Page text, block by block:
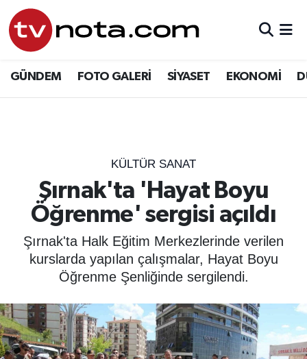
GÜNDEM FOTO GALERİ SİYASET EKONOMİ
KÜLTÜR SANAT
Şırnak'ta 'Hayat Boyu
Öğrenme' sergisi açıldı
Şırnak'ta Halk Eğitim Merkezlerinde verilen
kurslarda yapılan çalışmalar, Hayat Boyu
Öğrenme Şenliğinde sergilendi.
GÜNDEM
YURT
EĞİTİM
ÖZEL HABER
SPOR
Hava Durumu
Tüm Manşetler
Son Dakika Haberleri
Haber Arşivi